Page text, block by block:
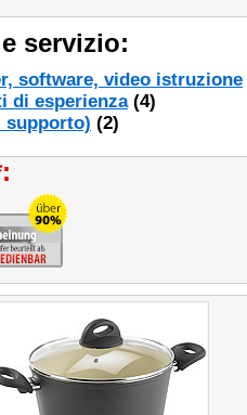
servizio:
software, video istruzione
di esperienza(4)
supporto) (2)